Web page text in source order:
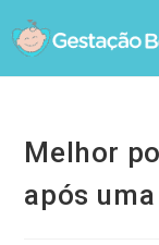
to
content
Melhor
após